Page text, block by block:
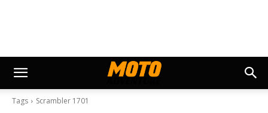
Tags Scrambler 1701